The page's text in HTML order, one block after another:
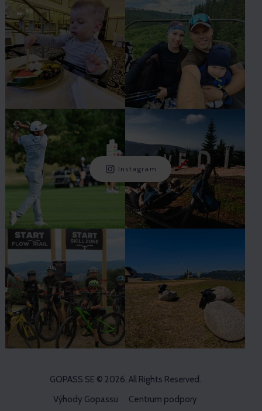
Instagram
GOPASS SE © 2026. All Rights Reserved.
Výhody Gopassu
Centrum podpory